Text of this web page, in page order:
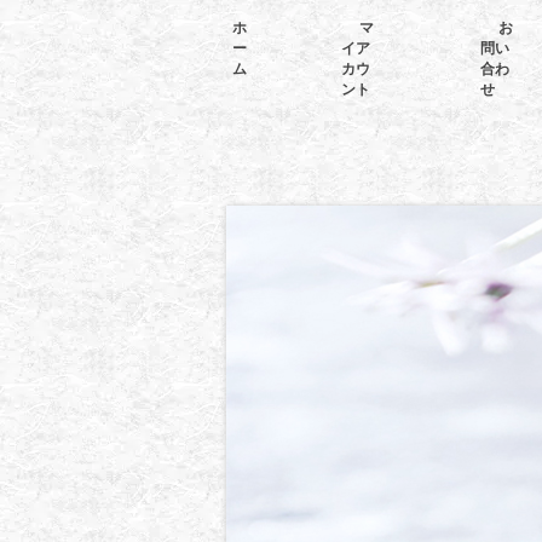
ホ
ー
ム
マ
イア
カウ
ント
お
問い
合わ
せ